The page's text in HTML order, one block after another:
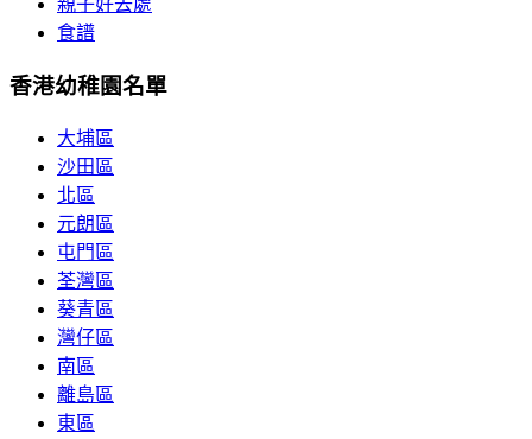
親子好去處
食譜
香港幼稚園名單
大埔區
沙田區
北區
元朗區
屯門區
荃灣區
葵青區
灣仔區
南區
離島區
東區